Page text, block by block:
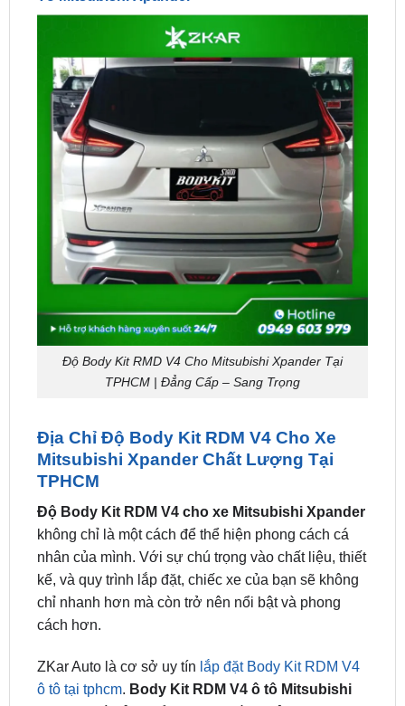
Độ Body Kit RMD V4 Cho Mitsubishi Xpander Tại
TPHCM | Đẳng Cấp – Sang Trọng
Địa Chỉ Độ Body Kit RDM V4 Cho Xe
TPHCM
Độ Body Kit RDM V4 cho xe Mitsubishi Xpander
không chỉ là một cách để thể hiện phong cách cá
nhân của mình. Với sự chú trọng vào chất liệu, thiết
kế, và quy trình lắp đặt, chiếc xe của bạn sẽ không
chỉ nhanh hơn mà còn trở nên nổi bật và phong
cách hơn.
ZKar Auto là cơ sở uy tín
Xpanderlà sản phẩm được nhiều chủ xe
Mitsubishi Xpander lựa chọn khi muôn nâng cấp